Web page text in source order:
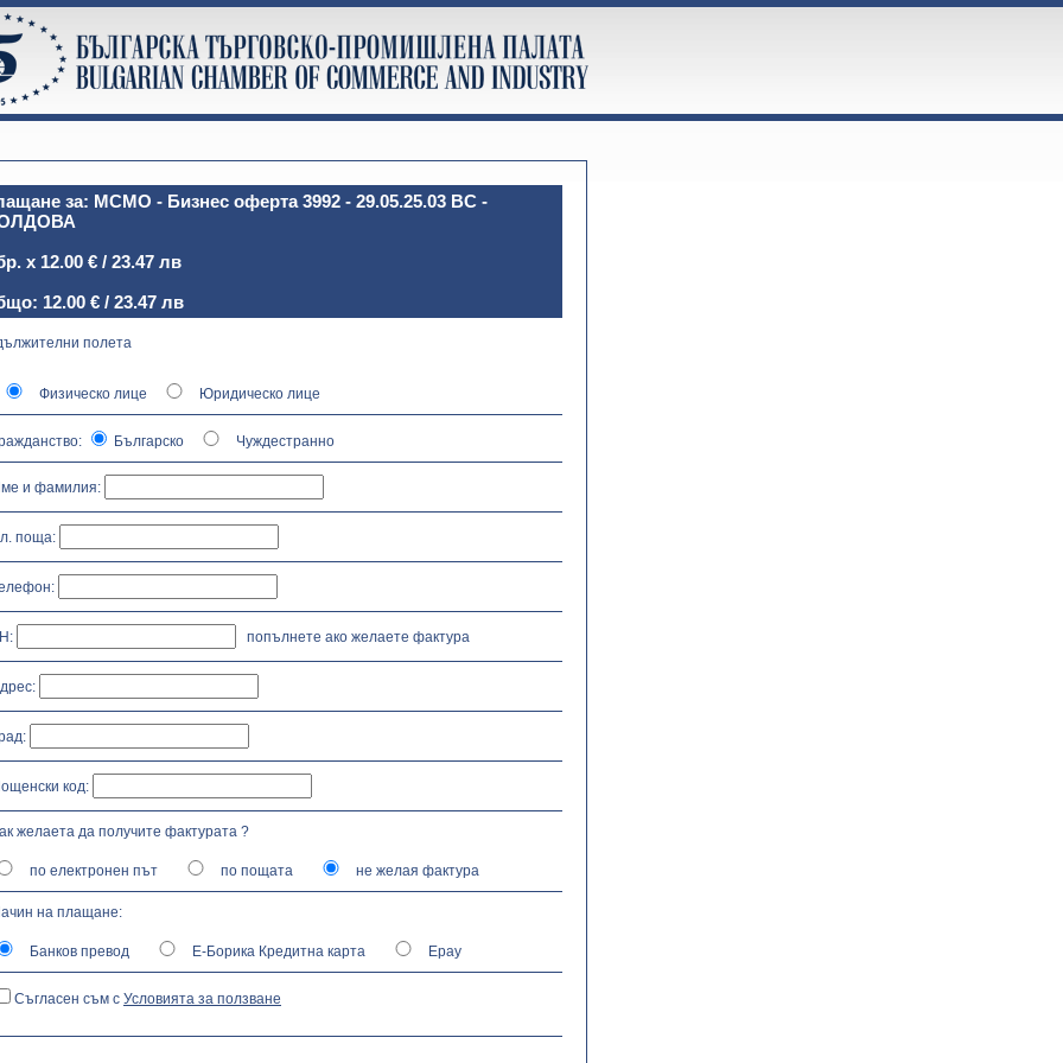
за: MCMO - Бизнес офертa 3992 - 29.05.25.03 BC -
х 12.00 € / 23.47 лв
12.00 € / 23.47 лв
полета
Физическо лице Юридическо лице
Българско Чуждестранно
и фамилия:
поща:
попълнете ако желаете фактура
код:
желаета да получите фактурата ?
по електронен път по пощата не желая фактура
на плащане:
Банков превод Е-Борика Кредитна карта Epay
Съгласен съм с Условията за ползване